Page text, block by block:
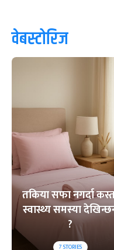
वेबस्टोरिज
तकिया सफा नगर्दा
स्वास्थ्य समस्या
?
7STORIES